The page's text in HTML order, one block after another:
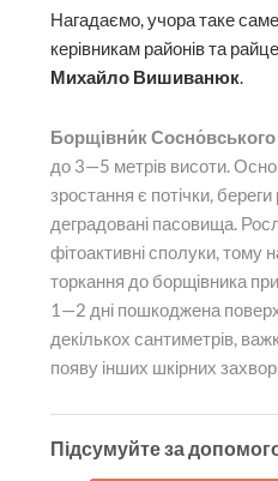
Нагадаємо, учора таке
керівникам районів та
Михайло Вишиванюк.
Борщівни́к Сосно́вського
до 3—5 метрів висоти.
зростання є потічки, береги
деградовані пасовища.
фітоактивні сполуки, тому
торкання до борщівника
1—2 дні пошкоджена
декількох сантиметрів,
появу інших шкірних
Підсумуйте за